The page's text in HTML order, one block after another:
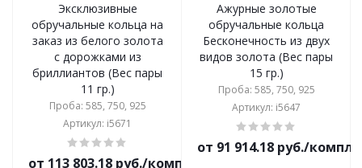
Эксклюзивные
обручальные кольца на
заказ из белого золота
с дорожками из
бриллиантов (Вес пары
11 гр.)
Проба: 585, 750, 925
Артикул: i5671
от 113 803.18 руб./комплект
Ажурные золотые
обручальные кольца
Бесконечность из двух
видов золота (Вес пары
15 гр.)
Проба: 585, 750, 925
Артикул: i5647
от 91 914.18 руб./